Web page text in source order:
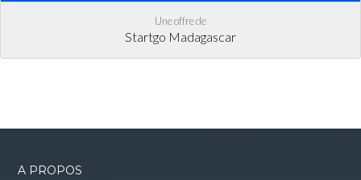
Une offre de
Startgo Madagascar
A PROPOS